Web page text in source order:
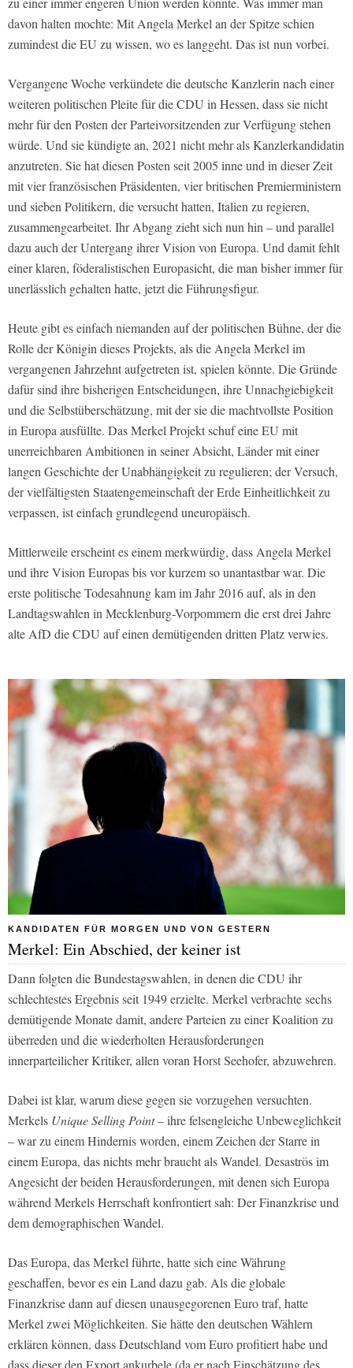
davon halten mochte: Mit Angela Merkel an der Spitze schien
zumindest die EU zu wissen, wo es langgeht. Das ist nun vorbei.
Vergangene Woche verkündete die deutsche Kanzlerin nach einer
weiteren politischen Pleite für die CDU in Hessen, dass sie nicht
mehr für den Posten der Parteivorsitzenden zur Verfügung stehen
würde. Und sie kündigte an, 2021 nicht mehr als Kanzlerkandidatin
anzutreten. Sie hat diesen Posten seit 2005 inne und in dieser Zeit
mit vier französischen Präsidenten, vier britischen Premierministern
und sieben Politikern, die versucht hatten, Italien zu regieren,
zusammengearbeitet. Ihr Abgang zieht sich nun hin – und parallel
dazu auch der Untergang ihrer Vision von Europa. Und damit fehlt
einer klaren, föderalistischen Europasicht, die man bisher immer für
unerlässlich gehalten hatte, jetzt die Führungsfigur.
Heute gibt es einfach niemanden auf der politischen Bühne, der die
Rolle der Königin dieses Projekts, als die Angela Merkel im
vergangenen Jahrzehnt aufgetreten ist, spielen könnte. Die Gründe
dafür sind ihre bisherigen Entscheidungen, ihre Unnachgiebigkeit
und die Selbstüberschätzung, mit der sie die machtvollste Position
in Europa ausfüllte. Das Merkel Projekt schuf eine EU mit
unerreichbaren Ambitionen in seiner Absicht, Länder mit einer
langen Geschichte der Unabhängigkeit zu regulieren; der Versuch,
der vielfältigsten Staatengemeinschaft der Erde Einheitlichkeit zu
verpassen, ist einfach grundlegend uneuropäisch.
Mittlerweile erscheint es einem merkwürdig, dass Angela Merkel
und ihre Vision Europas bis vor kurzem so unantastbar war. Die
erste politische Todesahnung kam im Jahr 2016 auf, als in den
Landtagswahlen in Mecklenburg-Vorpommern die erst drei Jahre
alte AfD die CDU auf einen demütigenden dritten Platz verwies.
KANDIDATEN FÜR MORGEN UND VON GESTERN
Merkel: Ein Abschied, der keiner ist
Dann folgten die Bundestagswahlen, in denen die CDU ihr
schlechtestes Ergebnis seit 1949 erzielte. Merkel verbrachte sechs
demütigende Monate damit, andere Parteien zu einer Koalition zu
überreden und die wiederholten Herausforderungen
innerparteilicher Kritiker, allen voran Horst Seehofer, abzuwehren.
Dabei ist klar, warum diese gegen sie vorzugehen versuchten.
Merkels Unique Selling Point– ihre felsengleiche Unbeweglichkeit
– war zu einem Hindernis worden, einem Zeichen der Starre in
einem Europa, das nichts mehr braucht als Wandel. Desaströs im
Angesicht der beiden Herausforderungen, mit denen sich Europa
während Merkels Herrschaft konfrontiert sah: Der Finanzkrise und
dem demographischen Wandel.
Das Europa, das Merkel führte, hatte sich eine Währung
geschaffen, bevor es ein Land dazu gab. Als die globale
Finanzkrise dann auf diesen unausgegorenen Euro traf, hatte
Merkel zwei Möglichkeiten. Sie hätte den deutschen Wählern
erklären können, dass Deutschland vom Euro profitiert habe und
dass dieser den Export ankurbele (da er nach Einschätzung des